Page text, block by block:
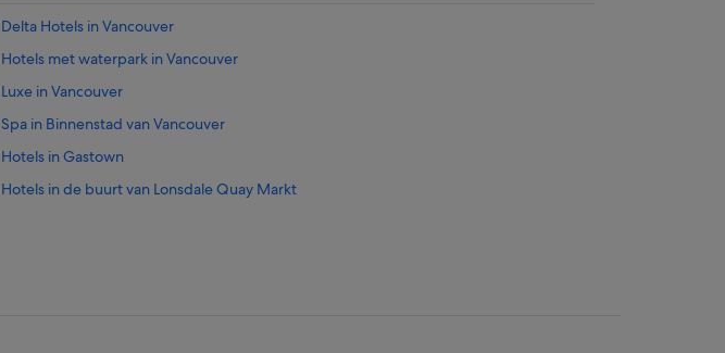
Delta Hotels in Vancouver
Hotels met waterpark in Vancouver
Luxe in Vancouver
Spa in Binnenstad van Vancouver
Hotels in Gastown
Hotels in de buurt van Lonsdale Quay Markt